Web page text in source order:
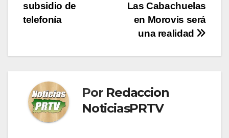
de
Las Cabachuelas
en Morovis será
una realidad
subsidio de
telefonía
Por Redaccion
NoticiasPRTV